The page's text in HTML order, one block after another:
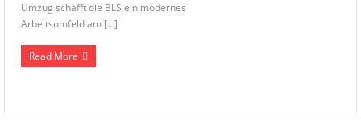
Umzug schafft die BLS ein modernes
Arbeitsumfeld am […]
Read More